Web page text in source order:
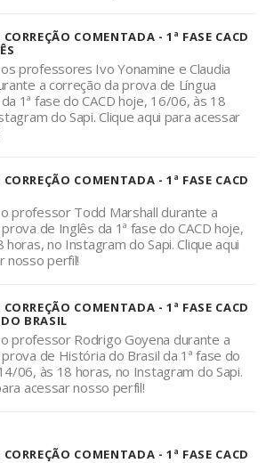
COMENTADA - 1ª FASE CACD
professores Ivo Yonamine e Claudia
a correção da prova de Língua
1ª fase do CACD hoje, 16/06, às 18
do Sapi. Clique aqui para acessar
COMENTADA - 1ª FASE CACD
professor Todd Marshall durante a
de Inglês da 1ª fase do CACD hoje,
no Instagram do Sapi. Clique aqui
nosso perfil!
COMENTADA - 1ª FASE CACD
BRASIL
professor Rodrigo Goyena durante a
de História do Brasil da 1ª fase do
06, às 18 horas, no Instagram do Sapi.
acessar nosso perfil!
COMENTADA - 1ª FASE CACD